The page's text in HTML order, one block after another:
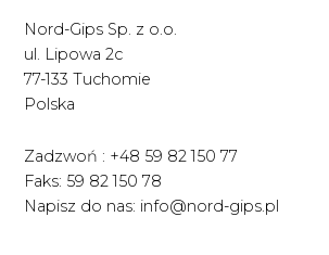
Nord-Gips Sp. z o.o.
ul. Lipowa 2c
77-133 Tuchomie
Polska
Zadzwoń : +48 59 82 150 77
Faks: 59 82 150 78
Napisz do nas: info@nord-gips.pl